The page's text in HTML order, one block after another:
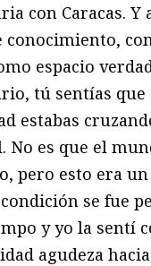
con Caracas. Y
conocimiento,
espacio
tú sentías que
estabas
No es que el
pero esto era
condición se fue
y yo la sentí
agudeza hacia